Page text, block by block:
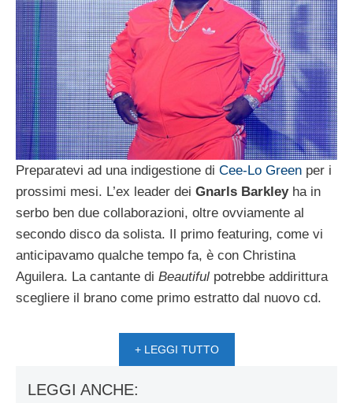
Preparatevi ad una indigestione di Cee-Lo Green per i
prossimi mesi. L’ex leader dei Gnarls Barkleyha in
serbo ben due collaborazioni, oltre ovviamente al
secondo disco da solista. Il primo featuring, come vi
anticipavamo qualche tempo fa, è con Christina
Aguilera. La cantante di Beautiful potrebbe addirittura
scegliere il brano come primo estratto dal nuovo cd.
+ LEGGI TUTTO
LEGGI ANCHE: